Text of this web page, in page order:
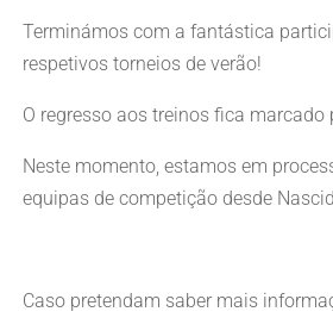
Terminámos com a fantástica
respetivos torneios de verão!
O regresso aos treinos fica marcado
Neste momento, estamos em
equipas de competição desde
Caso pretendam saber mais